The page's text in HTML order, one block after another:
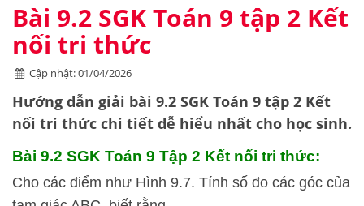
Bài 9.2 SGK Toán 9 tập 2 Kết
nối tri thức
Cập nhật: 01/04/2026
Hướng dẫn giải bài 9.2 SGK Toán 9 tập 2 Kết
nối tri thức chi tiết dễ hiểu nhất cho học sinh.
Bài 9.2 SGK Toán 9 Tập 2 Kết nối tri thức:
Cho các điểm như Hình 9.7. Tính số đo các góc của